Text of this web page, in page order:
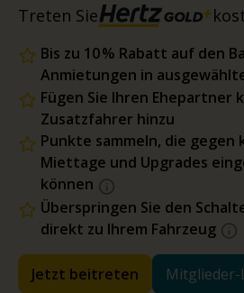
Treten Sie
Bis zu 10 % Rabatt auf den
Anmietungen in
Fügen Sie Ihren Ehepartner
Zusatzfahrer hinzu
Punkte sammeln, die gegen
Miettage und Upgrades
können
Überspringen Sie den
direkt zu Ihrem Fahrzeug
Jetzt beitreten